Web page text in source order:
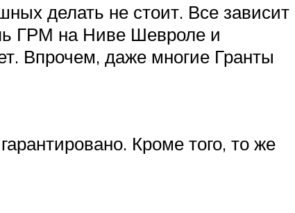
делать не стоит. Все зависит
ГРМ на Ниве Шевроле и
Впрочем, даже многие Гранты
Кроме того, то же